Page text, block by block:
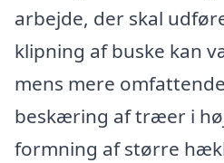
arbejde, der skal
klipning af buske kan
mens mere
beskæring af træer i
formning af større